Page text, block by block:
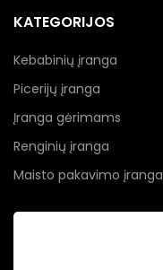
KATEGORIJOS
Kebabinių įranga
Picerijų įranga
Įranga gėrimams
Renginių įranga
Maisto pakavimo įranga